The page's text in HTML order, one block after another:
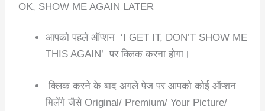
OK, SHOW ME AGAIN LATER
आपको पहले ऑप्शन ‘I GET IT, DON’T SHOW ME
THIS AGAIN’ पर क्लिक करना होगा।
क्लिक करने के बाद अगले पेज पर आपको कोई ऑप्शन
मिलेंगे जैसे Original/ Premium/ Your Picture/